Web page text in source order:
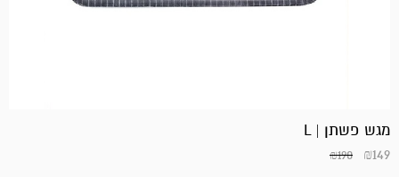
מגש פשתן | L
₪190 ₪149